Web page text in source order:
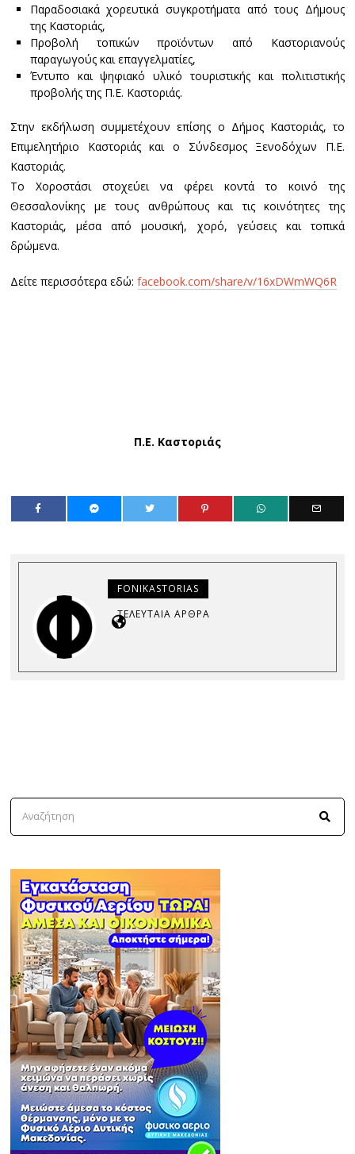
Παραδοσιακά χορευτικά συγκροτήματα από τους Δήμους
της Καστοριάς,
Προβολή τοπικών προϊόντων από Καστοριανούς
παραγωγούς και επαγγελματίες,
Έντυπο και ψηφιακό υλικό τουριστικής και πολιτιστικής
προβολής της Π.Ε. Καστοριάς.
Στην εκδήλωση συμμετέχουν επίσης ο Δήμος Καστοριάς, το
Επιμελητήριο Καστοριάς και ο Σύνδεσμος Ξενοδόχων Π.Ε.
Καστοριάς.
Το Χοροστάσι στοχεύει να φέρει κοντά το κοινό της
Θεσσαλονίκης με τους ανθρώπους και τις κοινότητες της
Καστοριάς, μέσα από μουσική, χορό, γεύσεις και τοπικά
δρώμενα.
Δείτε περισσότερα εδώ:facebook.com/share/v/16xDWmWQ6R
Π.Ε. Καστοριάς
FONIKASTORIAS
ΤΕΛΕΥΤΑΊΑ ΆΡΘΡΑ